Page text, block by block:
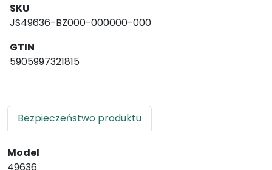
SKU
JS49636-BZ000-000000-000
GTIN
5905997321815
Bezpieczeństwo produktu
Model